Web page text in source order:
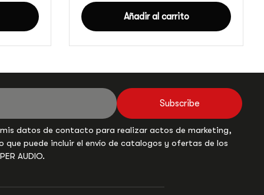
Añadir al carrito
Subscribe
datos de contacto para realizar actos de marketing,
que puede incluir el envío de catalogos y ofertas de los
AUDIO.